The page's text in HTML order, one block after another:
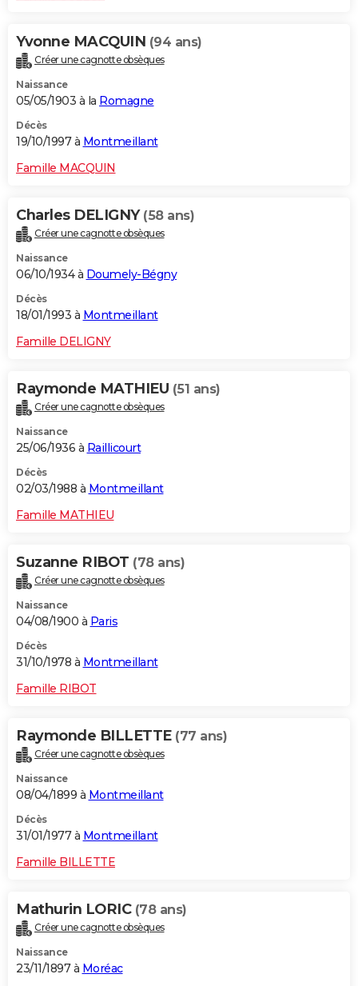
Yvonne MACQUIN (94 ans)
Créer une cagnotte obsèques
Naissance
05/05/1903 à la Romagne
Décès
19/10/1997 à Montmeillant
Famille MACQUIN
Charles DELIGNY (58 ans)
Créer une cagnotte obsèques
Naissance
06/10/1934 à Doumely-Bégny
Décès
18/01/1993 à Montmeillant
Famille DELIGNY
Raymonde MATHIEU (51 ans)
Créer une cagnotte obsèques
Naissance
25/06/1936 à Raillicourt
Décès
02/03/1988 à Montmeillant
Famille MATHIEU
Suzanne RIBOT (78 ans)
Créer une cagnotte obsèques
Naissance
04/08/1900 à Paris
Décès
31/10/1978 à Montmeillant
Famille RIBOT
Raymonde BILLETTE (77 ans)
Créer une cagnotte obsèques
Naissance
08/04/1899 à Montmeillant
Décès
31/01/1977 à Montmeillant
Famille BILLETTE
Mathurin LORIC (78 ans)
Créer une cagnotte obsèques
Naissance
23/11/1897 à Moréac